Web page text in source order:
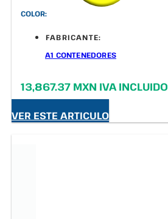
COLOR:
FABRICANTE:
A1 CONTENEDORES
13,867.37 MXN IVA INCLUIDO
VER ESTE ARTICULO